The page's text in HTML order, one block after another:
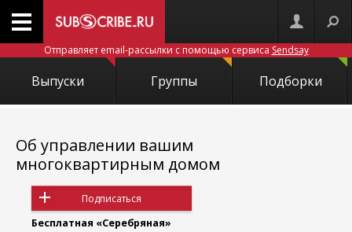
Отправляет email-рассылки с помощью сервиса Sendsay
Выпуски Группы Подборки
Об управлении вашим
многоквартирным домом
Подписаться
Бесплатная «Серебряная»